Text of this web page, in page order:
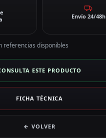
Envío 24/48h
referencias disponibles
ESTE PRODUCTO
FICHA TÉCNICA
← VOLVER